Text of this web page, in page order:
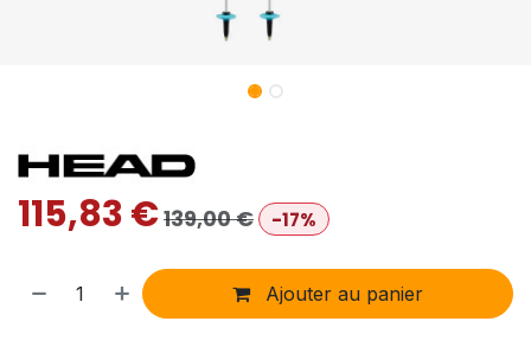
115,83€139,00€ -17%
Ajouter au panier